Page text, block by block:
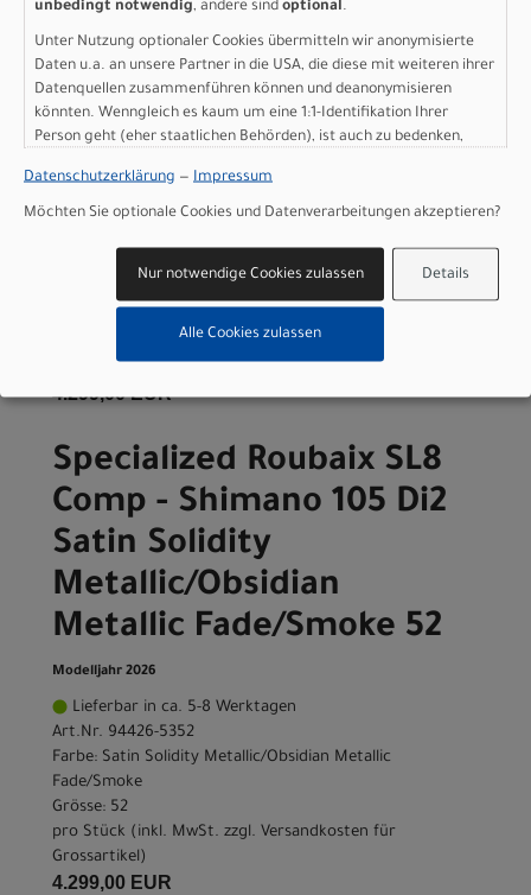
Comp - Shimano 105 Di2
Satin Solidity
Metallic/Obsidian
Metallic Fade/Smoke 49
Modelljahr 2026
Nicht im Laden verfügbar - Jetzt anfragen!
Art.Nr. 94426-5349
Farbe: Satin Solidity Metallic/Obsidian Metallic
Fade/Smoke
pro Stück (inkl. MwSt. zzgl.
Versandkosten für
4.299,00 EUR
Specialized Roubaix SL8
Comp - Shimano 105 Di2
Satin Solidity
Metallic/Obsidian
Metallic Fade/Smoke 52
Modelljahr 2026
Lieferbar in ca. 5-8 Werktagen
Art.Nr. 94426-5352
Farbe: Satin Solidity Metallic/Obsidian Metallic
Fade/Smoke
Grösse: 52
pro Stück (inkl. MwSt. zzgl. Versandkosten für
Grossartikel)
4.299,00 EUR
unbedingt notwendig, andere sind optional.
Unter Nutzung optionaler Cookies übermitteln wir anonymisierte
Daten u.a. an unsere Partner in die USA, die diese mit weiteren ihrer
Datenquellen zusammenführen können und deanonymisieren
könnten. Wenngleich es kaum um eine 1:1-Identifikation Ihrer
Person geht (eher staatlichen Behörden), ist auch zu bedenken,
sind wie bei uns in der Europäischen Union.
Datenschutzerklärung — Impressum
Möchten Sie optionale Cookies und Datenverarbeitungen akzeptieren?
Details
Nur notwendige Cookies zulassen
Alle Cookies zulassen